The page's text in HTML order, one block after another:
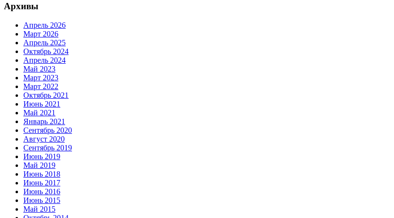
Архивы
Апрель 2026
Март 2026
Апрель 2025
Октябрь 2024
Апрель 2024
Май 2023
Март 2023
Март 2022
Октябрь 2021
Июнь 2021
Май 2021
Январь 2021
Сентябрь 2020
Август 2020
Сентябрь 2019
Июнь 2019
Май 2019
Июнь 2018
Июнь 2017
Июнь 2016
Июнь 2015
Май 2015